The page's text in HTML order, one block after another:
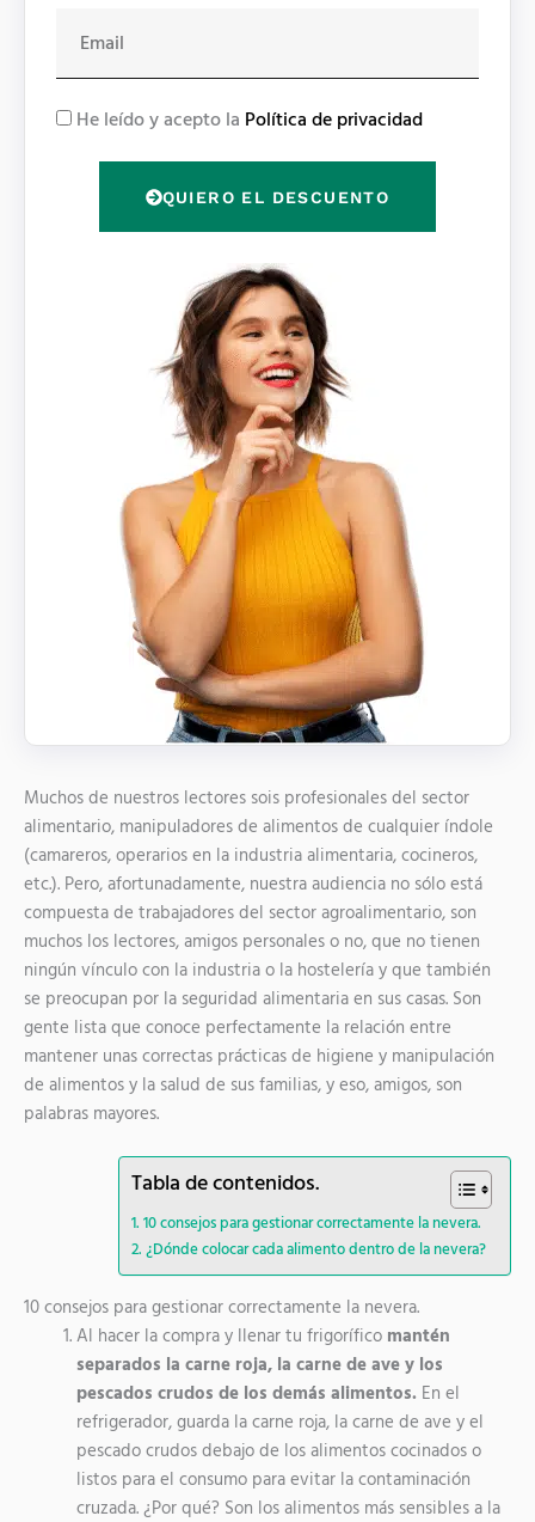
a
iR He leído y acepto la Política de privacidad
QUIERO EL DESCUENTO
Muchos de nuestros lectores sois profesionales del sector
alimentario, manipuladores de alimentos de cualquier índole
(camareros, operarios en la industria alimentaria, cocineros,
etc.). Pero, afortunadamente, nuestra audiencia no sólo está
compuesta de trabajadores del sector agroalimentario, son
muchos los lectores, amigos personales o no, que no tienen
ningún vínculo con la industria o la hostelería y que también
se preocupan por la seguridad alimentaria en sus casas. Son
gente lista que conoce perfectamente la relación entre
mantener unas correctas prácticas de higiene y manipulación
de alimentos y la salud de sus familias, y eso, amigos, son
palabras mayores.
Tabla de contenidos.
10 consejos para gestionar correctamente la nevera.
¿Dónde colocar cada alimento dentro de la nevera?
10 consejos para gestionar correctamente la nevera.
Al hacer la compra y llenar tu frigorífico mantén
separados la carne roja, la carne de ave y los
pescados crudos de los demás alimentos. En el
refrigerador, guarda la carne roja, la carne de ave y el
pescado crudos debajo de los alimentos cocinados o
listos para el consumo para evitar la contaminación
cruzada. ¿Por qué? Son los alimentos más sensibles a la